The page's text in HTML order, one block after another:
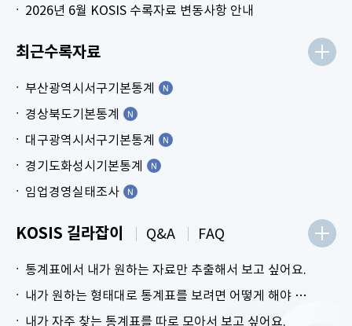
2026년 6월 KOSIS 수록자료 변동사항 안내
최근수록자료
부산광역시서구기본통계
경상북도기본통계
대구광역시서구기본통계
경기도화성시기본통계
임업경영실태조사
KOSIS 길라잡이
통계표에서 내가 원하는 자료만 추출해서 보고 싶어요.
내가 원하는 형태대로 통계표를 보려면 어떻게 해야 하나요?
내가 자주 찾는 통계표를 따로 모아서 보고 싶어요.
Q&A FAQ